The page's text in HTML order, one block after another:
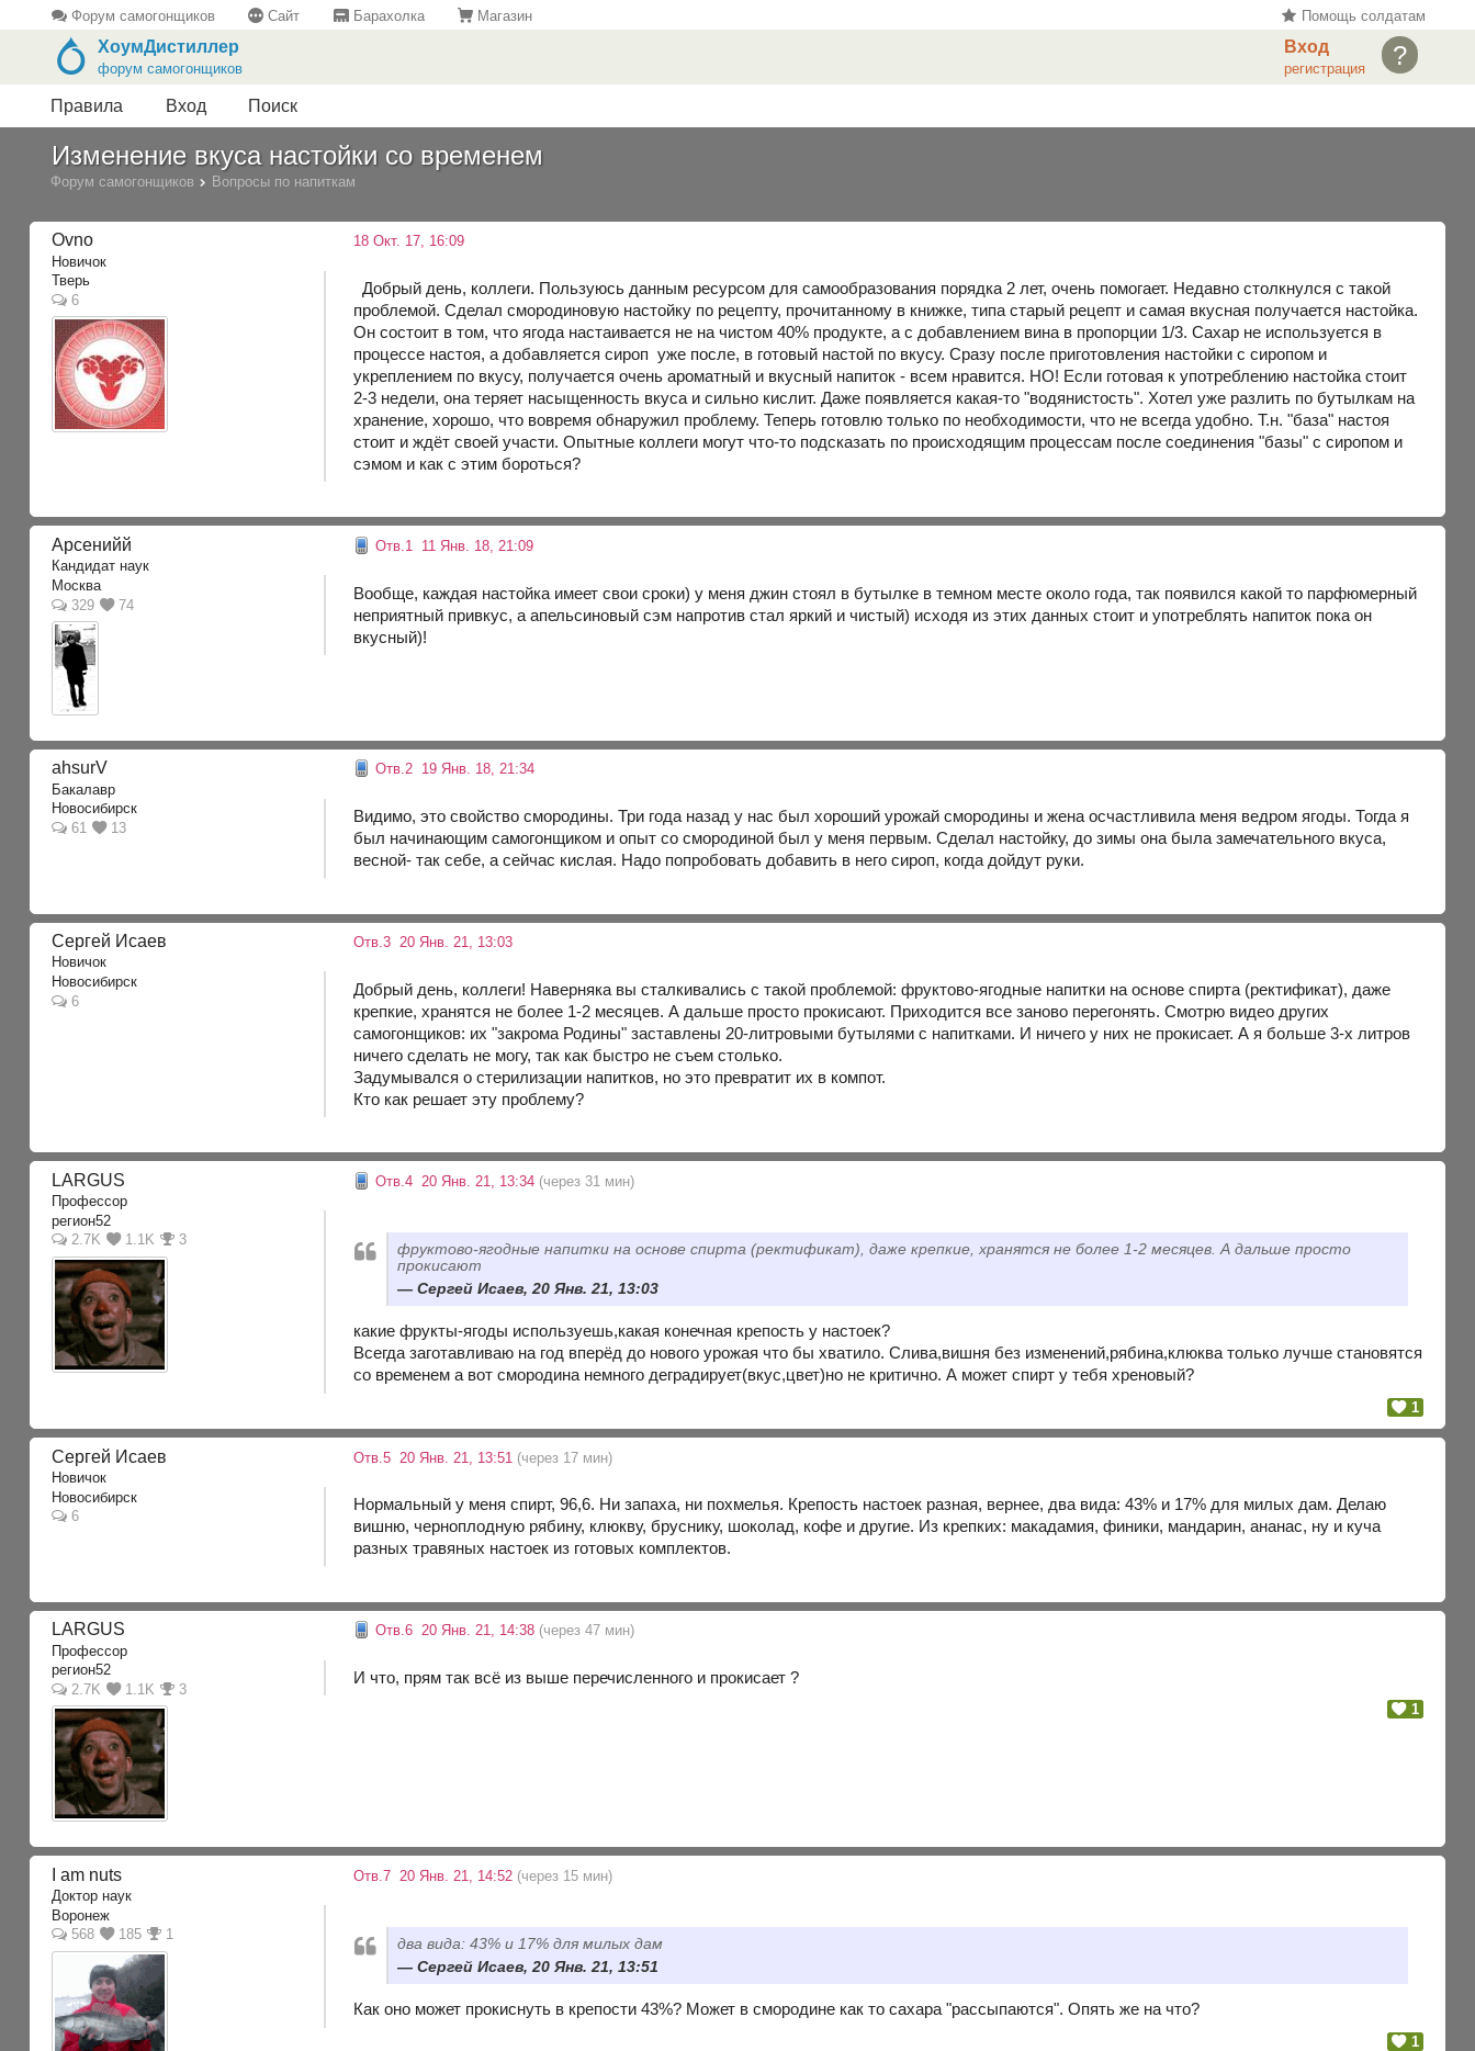
Форум самогонщиков Сайт Барахолка Магазин Помощь солдатам
?
Вход
регистрация
ХоумДистиллер
форум самогонщиков
Правила Вход Поиск
Изменение вкуса настойки со временем
Форум самогонщиков Вопросы по напиткам
Ovno
Новичок
Тверь
6
18 Окт. 17, 16:09
Добрый день, коллеги. Пользуюсь данным ресурсом для самообразования порядка 2 лет, очень помогает. Недавно столкнулся с такой
проблемой. Сделал смородиновую настойку по рецепту, прочитанному в книжке, типа старый рецепт и самая вкусная получается настойка.
Он состоит в том, что ягода настаивается не на чистом 40% продукте, а с добавлением вина в пропорции 1/3. Сахар не используется в
процессе настоя, а добавляется сироп уже после, в готовый настой по вкусу. Сразу после приготовления настойки с сиропом и
укреплением по вкусу, получается очень ароматный и вкусный напиток - всем нравится. НО! Если готовая к употреблению настойка стоит
2-3 недели, она теряет насыщенность вкуса и сильно кислит. Даже появляется какая-то "водянистость". Хотел уже разлить по бутылкам на
хранение, хорошо, что вовремя обнаружил проблему. Теперь готовлю только по необходимости, что не всегда удобно. Т.н. "база" настоя
стоит и ждёт своей участи. Опытные коллеги могут что-то подсказать по происходящим процессам после соединения "базы" с сиропом и
сэмом и как с этим бороться?
Арсенийй
Кандидат наук
Москва
329
74
Отв.1 11 Янв. 18, 21:09
Вообще, каждая настойка имеет свои сроки) у меня джин стоял в бутылке в темном месте около года, так появился какой то парфюмерный
неприятный привкус, а апельсиновый сэм напротив стал яркий и чистый) исходя из этих данных стоит и употреблять напиток пока он
вкусный)!
ahsurV
Бакалавр
Новосибирск
61
13
Отв.2 19 Янв. 18, 21:34
Видимо, это свойство смородины. Три года назад у нас был хороший урожай смородины и жена осчастливила меня ведром ягоды. Тогда я
был начинающим самогонщиком и опыт со смородиной был у меня первым. Сделал настойку, до зимы она была замечательного вкуса,
весной- так себе, а сейчас кислая. Надо попробовать добавить в него сироп, когда дойдут руки.
Сергей Исаев
Новичок
Новосибирск
6
Отв.3 20 Янв. 21, 13:03
Добрый день, коллеги! Наверняка вы сталкивались с такой проблемой: фруктово-ягодные напитки на основе спирта (ректификат), даже
крепкие, хранятся не более 1-2 месяцев. А дальше просто прокисают. Приходится все заново перегонять. Смотрю видео других
самогонщиков: их "закрома Родины" заставлены 20-литровыми бутылями с напитками. И ничего у них не прокисает. А я больше 3-х литров
ничего сделать не могу, так как быстро не съем столько.
Задумывался о стерилизации напитков, но это превратит их в компот.
Кто как решает эту проблему?
LARGUS
Профессор
регион52
2.7K
1.1K 3
Отв.4 20 Янв. 21, 13:34 (через 31 мин)
фруктово-ягодные напитки на основе спирта (ректификат), даже крепкие, хранятся не более 1-2 месяцев. А дальше просто
прокисают
Сергей Исаев, 20 Янв. 21, 13:03
какие фрукты-ягоды используешь,какая конечная крепость у настоек?
Всегда заготавливаю на год вперёд до нового урожая что бы хватило. Слива,вишня без изменений,рябина,клюква только лучше становятся
со временем а вот смородина немного деградирует(вкус,цвет)но не критично. А может спирт у тебя хреновый?
1
Сергей Исаев
Новичок
Новосибирск
6
Отв.5 20 Янв. 21, 13:51 (через 17 мин)
Нормальный у меня спирт, 96,6. Ни запаха, ни похмелья. Крепость настоек разная, вернее, два вида: 43% и 17% для милых дам. Делаю
вишню, черноплодную рябину, клюкву, бруснику, шоколад, кофе и другие. Из крепких: макадамия, финики, мандарин, ананас, ну и куча
разных травяных настоек из готовых комплектов.
LARGUS
Профессор
регион52
2.7K
1.1K 3
Отв.6 20 Янв. 21, 14:38 (через 47 мин)
И что, прям так всё из выше перечисленного и прокисает ?
1
I am nuts
Доктор наук
Воронеж
568
185 1
Отв.7 20 Янв. 21, 14:52 (через 15 мин)
два вида: 43% и 17% для милых дам
Сергей Исаев, 20 Янв. 21, 13:51
Как оно может прокиснуть в крепости 43%? Может в смородине как то сахара "рассыпаются". Опять же на что?
1